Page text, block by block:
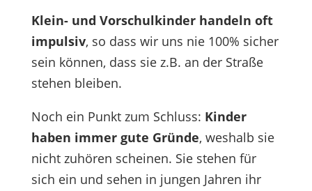
Klein- und Vorschulkinder handeln oft
impulsiv, so dass wir uns nie 100% sicher
sein können, dass sie z.B. an der Straße
stehen bleiben.
Noch ein Punkt zum Schluss: Kinder
haben immer gute Gründe, weshalb sie
nicht zuhören scheinen. Sie stehen für
sich ein und sehen in jungen Jahren ihr